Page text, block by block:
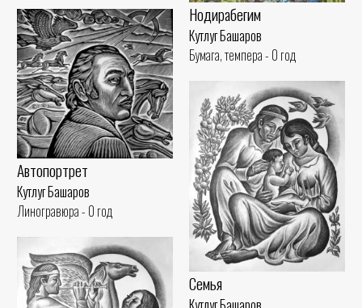
Нодирабегим
Кутлуг Башаров
Бумага, темпера - 0 год
Автопортрет
Кутлуг Башаров
Линогравюра - 0 год
Семья